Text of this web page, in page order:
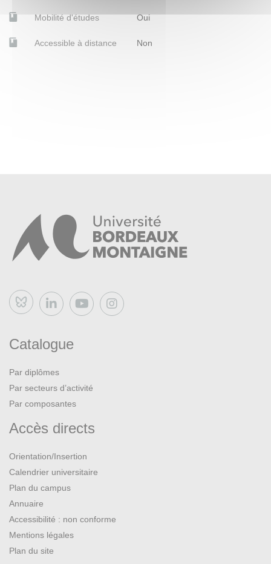
Mobilité d'études Oui
Accessible à distance Non
Bluesky
Catalogue
Par diplômes
Par secteurs d’activité
Par composantes
Accès directs
Orientation/Insertion
Calendrier universitaire
Plan du campus
Annuaire
Accessibilité : non conforme
Mentions légales
Plan du site